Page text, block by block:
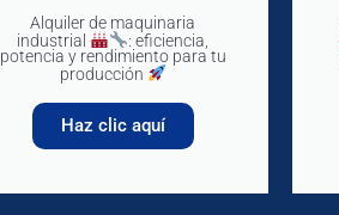
Alquiler de maquinaria
industrial
: eficiencia,
potencia y rendimiento para tu
producción
Haz clic aquí